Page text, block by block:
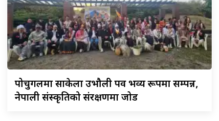
पोर्चुगलमासाकेला उभौली पर्व भव्य रूपमा सम्पन्न,
नेपाली संस्कृतिको संरक्षणमा जोड